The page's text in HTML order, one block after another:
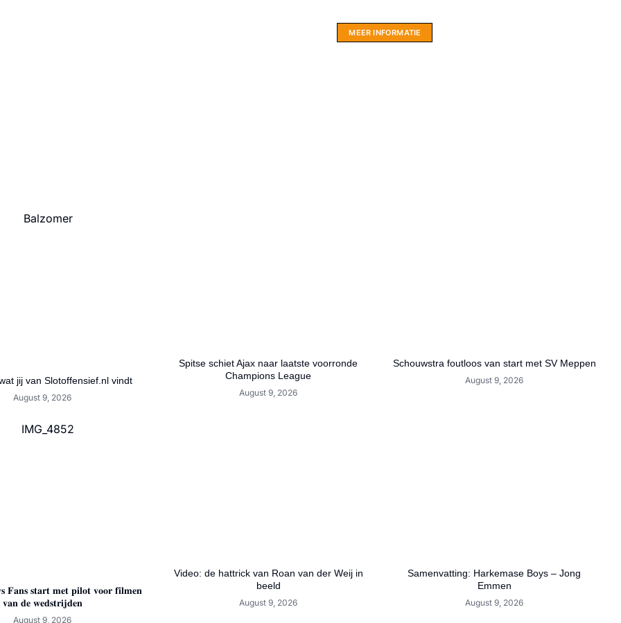
MEER INFORMATIE
jij van Slotoffensief.nl vindt
August 9, 2026
Spitse schiet Ajax naar laatste voorronde
Champions League
August 9, 2026
Schouwstra foutloos van start met SV Meppen
August 9, 2026
𝐅𝐚𝐧𝐬 𝐬𝐭𝐚𝐫𝐭 𝐦𝐞𝐭 𝐩𝐢𝐥𝐨𝐭 𝐯𝐨𝐨𝐫 𝐟𝐢𝐥𝐦𝐞𝐧
𝐯𝐚𝐧 𝐝𝐞 𝐰𝐞𝐝𝐬𝐭𝐫𝐢𝐣𝐝𝐞𝐧
August 9, 2026
Video: de hattrick van Roan van der Weij in
beeld
August 9, 2026
Samenvatting: Harkemase Boys – Jong
Emmen
August 9, 2026